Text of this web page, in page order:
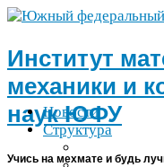
Институт
механики и
наукЮФУ
Учись на мехмате и будь
Новости
Структура